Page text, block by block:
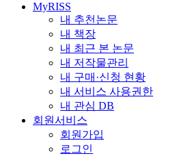
MyRISS
내 추천논문
내 책장
내 최근 본 논문
내 저작물관리
내 구매·신청 현황
내 서비스 사용권한
내 관심 DB
회원서비스
회원가입
로그인